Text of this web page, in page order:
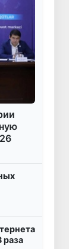
раза